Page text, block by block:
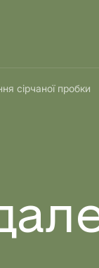
сірчаної пробки